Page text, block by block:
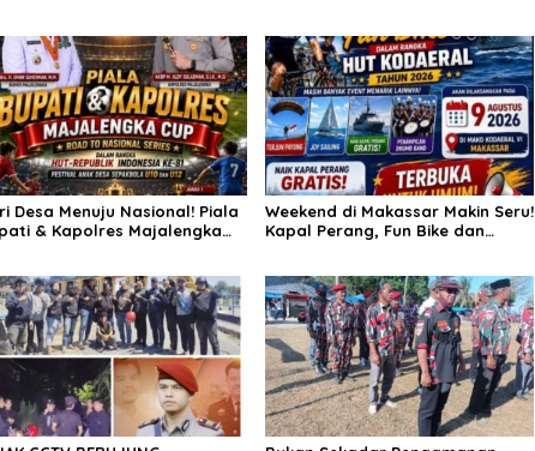
Desa Menuju Nasional! Piala
& Kapolres Majalengka
Weekend di Makassar Makin Seru!
Kapal Perang, Fun Bike dan